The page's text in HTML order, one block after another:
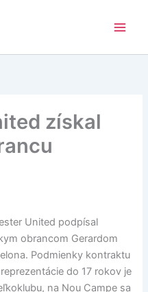
získal
United podpísal
obrancom Gerardom
Podmienky kontraktu
do 17 rokov je
na Nou Campe sa